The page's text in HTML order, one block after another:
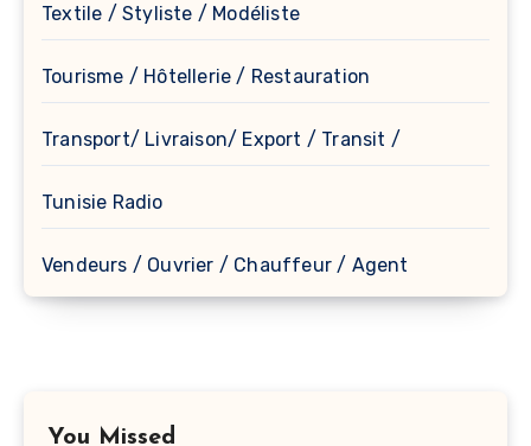
Textile / Styliste / Modéliste
Tourisme / Hôtellerie / Restauration
Transport/ Livraison/ Export / Transit /
Tunisie Radio
Vendeurs / Ouvrier / Chauffeur / Agent
You Missed